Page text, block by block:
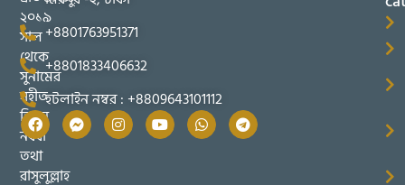
২০১৯
সাল
থেকে
সুনামের
সহীত
তিব্বুন
নববী
তথা
রাসুলুল্লাহ
+8801763951371
+8801833406632
হটলাইন নম্বর : +8809643101112